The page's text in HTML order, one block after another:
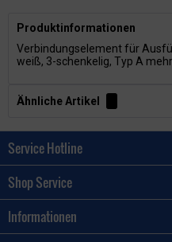
Produktinformationen
Verbindungselement für
weiß, 3-schenkelig, Typ A mehr
Ähnliche Artikel
Service Hotline
Shop Service
Informationen